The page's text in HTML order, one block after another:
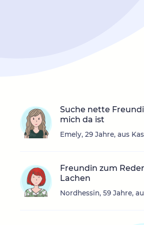
Suche nette
mich da ist
Emely, 29 Jahre, aus
Freundin zum
Lachen
Nordhessin, 59 Jahre,